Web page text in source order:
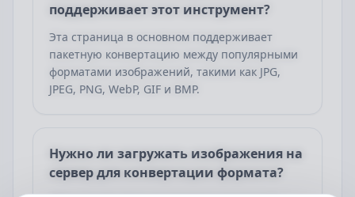
поддерживает этот инструмент?
Эта страница в основном поддерживает
пакетную конвертацию между популярными
форматами изображений, такими как JPG,
JPEG, PNG, WebP, GIF и BMP.
Нужно ли загружать изображения на
сервер для конвертации формата?